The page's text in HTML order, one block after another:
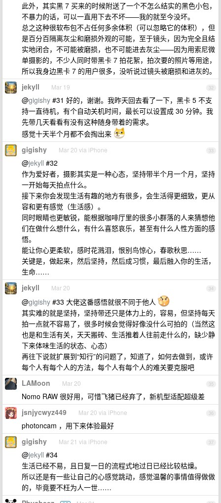
此外，其实黑 7 买来的时候附送了一个不怎么结实的黑色小包，
不暴力的话，可以一直用下去不坏——我的就至今没坏。
总之这种很软布包不占任何多余体积（可以忽略它的体积），但
是百分百隔离灰尘和磨损外观的可能，至于镜头，因为完全且结
实地闭合，不可能被磨损，也不可能进去灰尘——因为用索尼微
单摄影的，不少人同时带黑卡 7 拍花絮，拍次要的照片等用途，
所以我身边黑卡 7 的用户很多，没听说过镜头被磨损和进灰的。
32
jekyll Mar 19
@gigishy #31 好的，谢谢。我昨天回去看了一下，黑卡 5 不支
持一直待机，有个自动关机时间，最长可以设置成 30 分钟。我
先带几天看看有没有这种随身带着的需求。
感觉十天半个月都不会掏出来
33
gigishy Mar 20 via iPhone
@jekyll #32
作为爱好者，摄影其实是一种心态，坚持带半个月一个月，坚持
一开始每天拍点什么。
接下来你会发现生活有趣的地方有很多，会生活得更细致，更从
容和更有感觉（生活感）。
同时眼睛也更敏锐，能根据咖啡厅里的很多小群落的人来猜想他
们在做什么想什么，有什么喜怒哀乐，甚至有什么人性方面的感
悟。
能让你心更柔软，感时花溅泪，恨别鸟惊心，春歌秋思……
关键是，做起来，然后坚持，然后成习惯，最后融入你的生活，
生命……
34
jekyll Mar 20
@gigishy #33 大佬这番感悟就很不同于他人
其实难的就是坚持，坚持带还只是体力上的，容易，但坚持每天
拍一点就不容易了，很多时候会觉得好像没什么可拍的（当然这
也是和生活有关，天天搬砖、生活推着人往前走什么的，缺少静
下来体味生活的状态、心态）
再往下说就扩展到“知行”的问题了，知道了，如何去做到，或许
每个人有每个人的方法，每个人有每个人的难关要克服吧
35
LAMoon Mar 20
Nomo RAW 很好用，可惜飞猪已经弃了，新机型适配超级差
36
jsnjycwyz449 Mar 20 via iPhone
photoncam ，用下来体验最好
37
gigishy Mar 21 via iPhone
@jekyll #34
生活已经不易，且日复一日的流程式地过日已经比较枯燥。
所以还是有一些让自己的心感觉跳动，感觉温馨的事情值得做做
的，毕竟要不枉为人一世……